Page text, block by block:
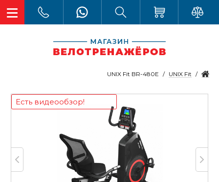
UNIX Fit
UNIX Fit BR-480E
Есть видеообзор!